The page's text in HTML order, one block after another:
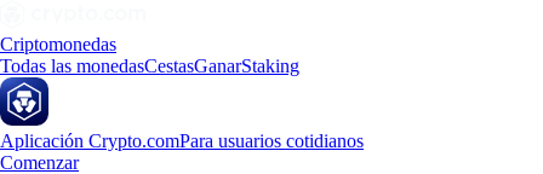
Criptomonedas
Todas las monedasCestasGanarStaking
Aplicación Crypto.comPara usuarios cotidianos
Comenzar